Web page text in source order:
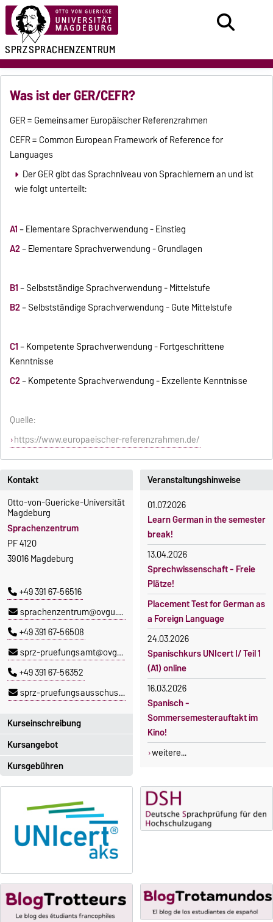
SPRZSPRACHENZENTRUM
Was ist der GER/CEFR?
GER = Gemeinsamer Europäischer Referenzrahmen
CEFR = Common European Framework of Reference for
Languages
Der GER gibt das Sprachniveau von Sprachlernern an und ist
wie folgt unterteilt:
A1– Elementare Sprachverwendung - Einstieg
A2– Elementare Sprachverwendung - Grundlagen
B1– Selbstständige Sprachverwendung - Mittelstufe
B2– Selbstständige Sprachverwendung - Gute Mittelstufe
C1– Kompetente Sprachverwendung - Fortgeschrittene
Kenntnisse
C2– Kompetente Sprachverwendung - Exzellente Kenntnisse
Quelle:
https://www.europaeischer-referenzrahmen.de/
Kurseinschreibung
Einschreibezeitraum:
5. Oktober 2026, 9.00 Uhr bis
23. Oktober 2026, 18 Uhr
OVGU-Account
Die Kurse beginnen ab dem 12.
Oktober 2026.
Kursteilnahme nur nach
fristgerechter Online-
Anmeldung
Kontakt
Otto-von-Guericke-Universität
Magdeburg
Sprachenzentrum
PF 4120
39016 Magdeburg
+49 391 67-56516
sprachenzentrum@ovgu.de
+49 391 67-56508
sprz-pruefungsamt@ovgu.de
+49 391 67-56352
sprz-pruefungsausschuss@ovgu.de
Kursangebot
Das aktuelle Kursprogramm
des SPRZ finden Sie hier.
Kursgebühren
Sprachkurse sind i. d. R.
gebührenpflichtig.
Gebühren
Gebührenrückerstattung
Gebührenbefreiung bei
Incomings
Veranstaltungshinweise
01.07.2026
Learn German in the semester
break!
13.04.2026
Sprechwissenschaft - Freie
Plätze!
Placement Test for German as
a Foreign Language
24.03.2026
Spanischkurs UNIcert I/ Teil 1
(A1) online
16.03.2026
Spanisch -
Sommersemesterauftakt im
Kino!
weitere...